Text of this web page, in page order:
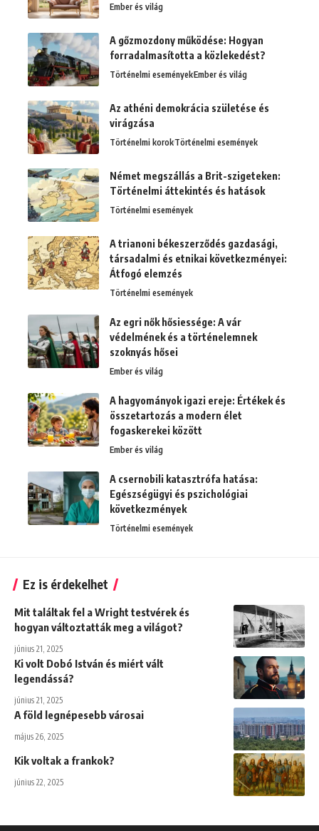
Ember és világ
A gőzmozdony működése: Hogyan
forradalmasította a közlekedést?
Történelmi eseményekEmber és világ
Az athéni demokrácia születése és
virágzása
Történelmi korokTörténelmi események
Német megszállás a Brit-szigeteken:
Történelmi áttekintés és hatások
Történelmi események
A trianoni békeszerződés gazdasági,
társadalmi és etnikai következményei:
Átfogó elemzés
Történelmi események
Az egri nők hősiessége: A vár
védelmének és a történelemnek
szoknyás hősei
Ember és világ
A hagyományok igazi ereje: Értékek és
összetartozás a modern élet
fogaskerekei között
Ember és világ
A csernobili katasztrófa hatása:
Egészségügyi és pszichológiai
következmények
Történelmi események
Ez is érdekelhet
Mit találtak fel a Wright testvérek és
hogyan változtatták meg a világot?
június 21, 2025
Ki volt Dobó István és miért vált
legendássá?
június 21, 2025
A föld legnépesebb városai
május 26, 2025
Kik voltak a frankok?
június 22, 2025